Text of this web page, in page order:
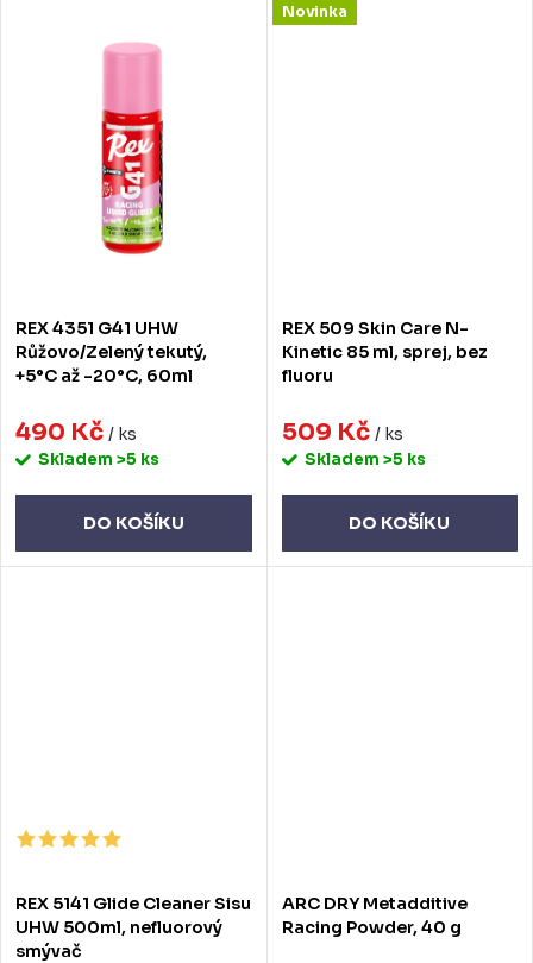
REX 4351 G41 UHW
Růžovo/Zelený tekutý,
+5°C až -20°C, 60ml
490 Kč / ks
Skladem >5 ks
DO KOŠÍKU
Novinka
REX 509 Skin Care N-
Kinetic 85 ml, sprej, bez
fluoru
509 Kč / ks
Skladem >5 ks
DO KOŠÍKU
REX 5141 Glide Cleaner Sisu
UHW 500ml, nefluorový
smývač
ARC DRY Metadditive
Racing Powder, 40 g